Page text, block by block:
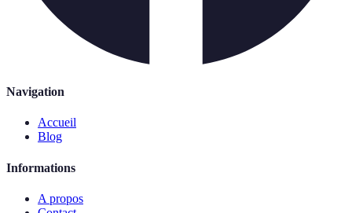
Navigation
Accueil
Blog
Informations
A propos